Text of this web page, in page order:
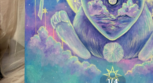
1/4